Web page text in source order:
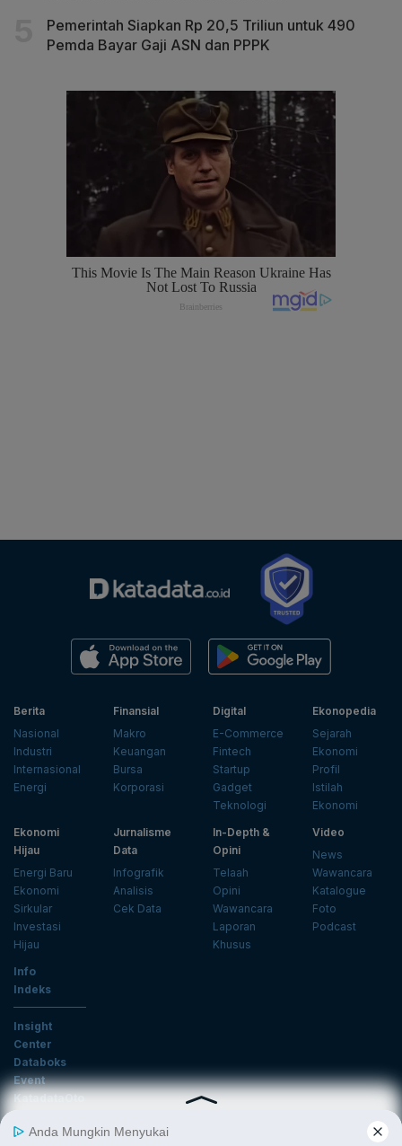
Pemerintah Siapkan Rp 20,5 Triliun untuk 490
Pemda Bayar Gaji ASN dan PPPK
Berita
Nasional
Industri
Internasional
Energi
Finansial
Makro
Keuangan
Bursa
Korporasi
Digital
E-Commerce
Fintech
Startup
Gadget
Teknologi
Ekonopedia
Sejarah
Ekonomi
Profil
Istilah
Ekonomi
Ekonomi
Hijau
Energi Baru
Ekonomi
Sirkular
Investasi
Hijau
Jurnalisme
Data
Infografik
Analisis
Cek Data
In-Depth &
Opini
Telaah
Opini
Wawancara
Laporan
Khusus
Video
News
Wawancara
Katalogue
Foto
Podcast
Info
Indeks
Insight
Center
Databoks
Event
KatadataOto